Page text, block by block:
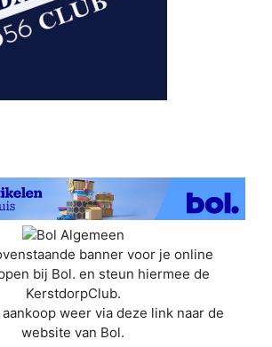
banner voor je online
bij Bol. en steun hiermee de
KerstdorpClub.
weer via deze link naar de
website van Bol.